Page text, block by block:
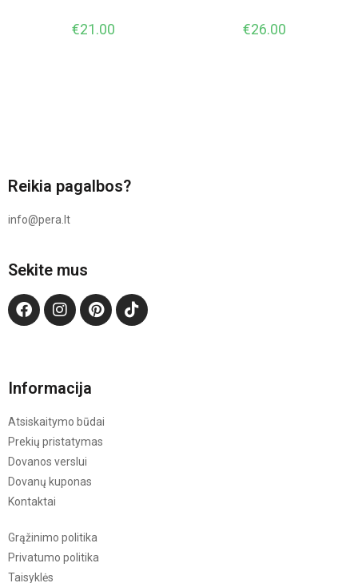
€21.00 €26.00
Reikia pagalbos?
info@pera.lt
Sekite mus
Informacija
Atsiskaitymo būdai
Prekių pristatymas
Dovanos verslui
Dovanų kuponas
Kontaktai
Grąžinimo politika
Privatumo politika
Taisyklės